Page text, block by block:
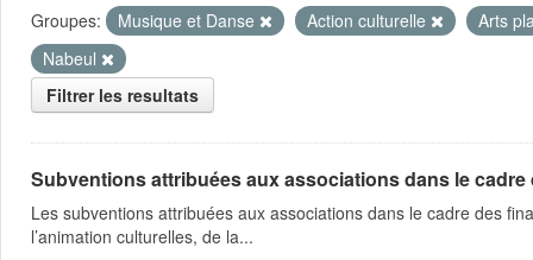
Groupes: Musique et Danse Action culturelle
Arts
Nabeul
Filtrer les resultats
Subventions attribuées aux associations dans le
Les subventions attribuées aux associations dans le cadre des
l’animation culturelles, de la...